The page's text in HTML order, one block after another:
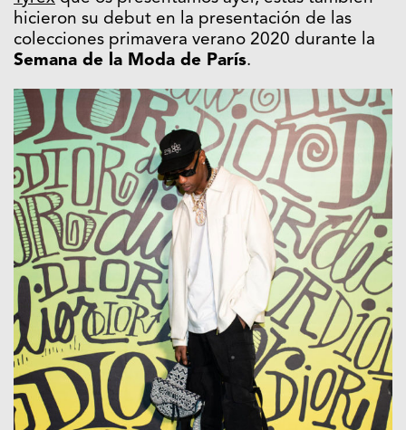
hicieron su debut en la presentación de las
colecciones primavera verano 2020 durante la
Semana de la Moda de París.